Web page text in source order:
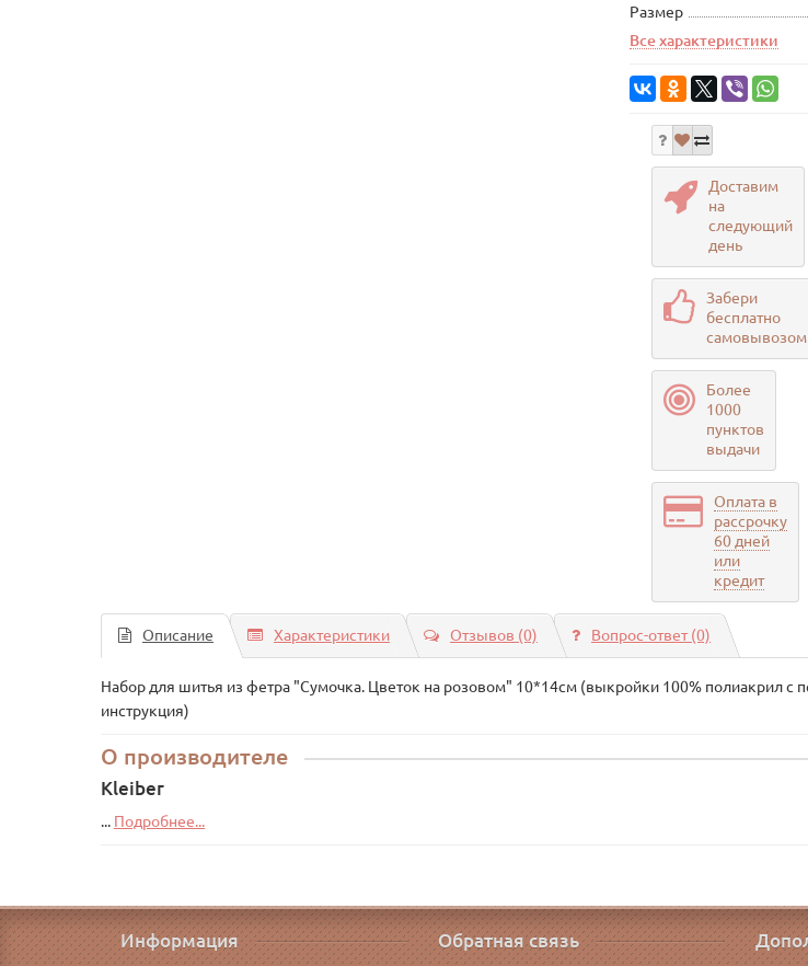
Размер
Все характеристики
Доставим
на
следующий
день
Забери
бесплатно
самовывозом
Более
1000
пунктов
выдачи
Оплата в
рассрочку
60 дней
или
кредит
Описание Характеристики Отзывов (0) Вопрос-ответ(0)
Набор для шитья из фетра "Сумочка. Цветок на розовом" 10*14см (выкройки 100% полиакрил с
инструкция)
О производителе
Kleiber
... Подробнее...
Информация Обратная связь